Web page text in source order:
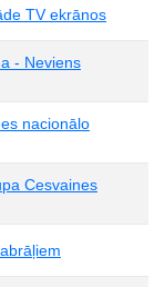
TV ekrānos
- Neviens
nacionālo
Cesvaines